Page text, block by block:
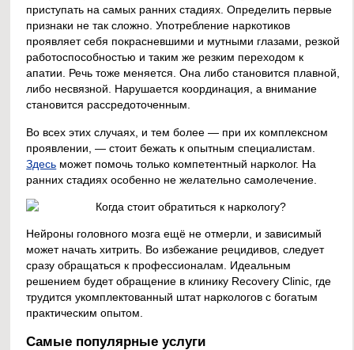
приступать на самых ранних стадиях. Определить первые
признаки не так сложно. Употребление наркотиков
проявляет себя покрасневшими и мутными глазами, резкой
работоспособностью и таким же резким переходом к
апатии. Речь тоже меняется. Она либо становится плавной,
либо несвязной. Нарушается координация, а внимание
становится рассредоточенным.
Во всех этих случаях, и тем более — при их комплексном
проявлении, — стоит бежать к опытным специалистам.
Здесь может помочь только компетентный нарколог. На
ранних стадиях особенно не желательно самолечение.
Нейроны головного мозга ещё не отмерли, и зависимый
может начать хитрить. Во избежание рецидивов, следует
сразу обращаться к профессионалам. Идеальным
решением будет обращение в клинику Recovery Clinic, где
трудится укомплектованный штат наркологов с богатым
практическим опытом.
Самые популярные услуги